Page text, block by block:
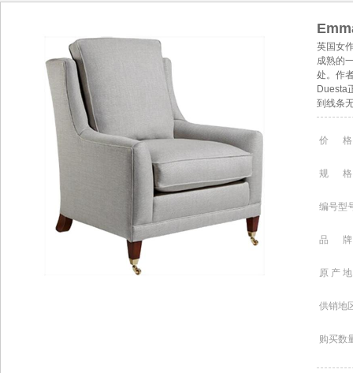
英国女
成熟的
处。作
Duesta
到线条
价 格
规 格
编号型
品 牌
原 产
供销地
购买数